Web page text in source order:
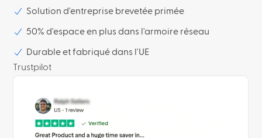
Solution d'entreprise brevetée primée
50% d'espace en plus dans l'armoire réseau
Durable et fabriqué dans l'UE
Trustpilot